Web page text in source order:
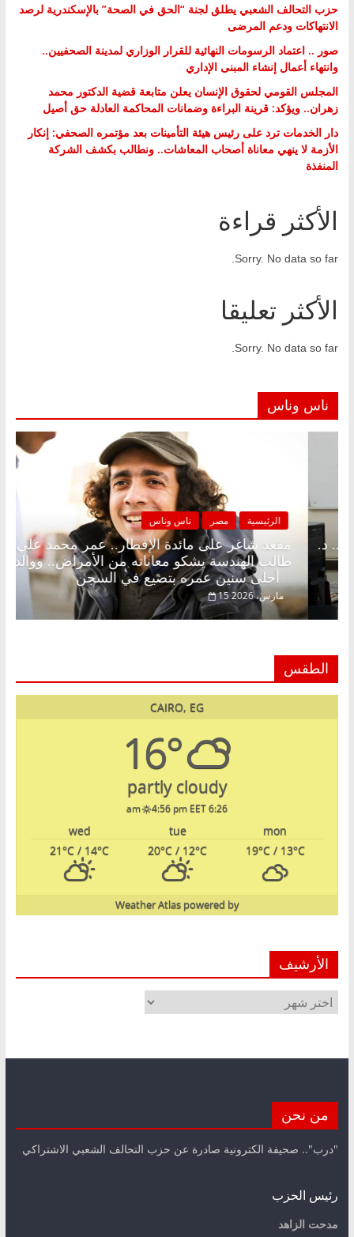
حزب التحالف الشعبي يطلق لجنة “الحق في الصحة” بالإسكندرية لرصد
الانتهاكات ودعم المرضى
صور .. اعتماد الرسومات النهائية للقرار الوزاري لمدينة الصحفيين..
وانتهاء أعمال إنشاء المبنى الإداري
المجلس القومي لحقوق الإنسان يعلن متابعة قضية الدكتور محمد
زهران.. ويؤكد: قرينة البراءة وضمانات المحاكمة العادلة حق أصيل
دار الخدمات ترد على رئيس هيئة التأمينات بعد مؤتمره الصحفي: إنكار
الأزمة لا ينهي معاناة أصحاب المعاشات.. ونطالب بكشف الشركة
المنفذة
الأكثر قراءة
Sorry. No data so far.
الأكثر تعليقا
Sorry. No data so far.
ناس وناس
الرئيسية
مقعد شاغر على
طالب الهندسة
أحلى سنين عمره بتضيع في السجن
15 مارس، 2026
ناس وناس
الإفطار وبلكونة بلا زينة رمضان.. د.
خبير اقتصادي في انتظار حلم
الطقس
CAIRO, EG
16°
partly cloudy
6:26 am
4:56 pm EET
mon
tue
wed
19°C/ 13°C
20°C / 12°C
21°C / 14°C
powered by
Weather Atlas
الأرشيف
الأرشيف
من نحن
"درب".. صحيفة الكترونية صادرة عن حزب التحالف الشعبي الاشتراكي
رئيس الحزب
مدحت الزاهد